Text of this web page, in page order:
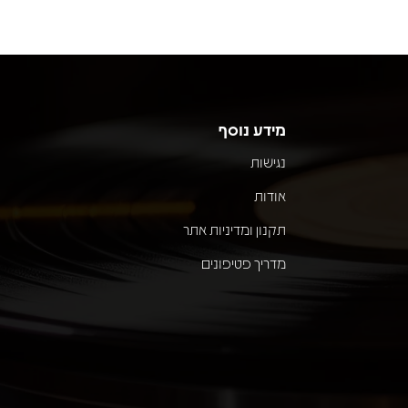
מידע נוסף
נגישות
אודות
תקנון ומדיניות אתר
מדריך פטיפונים